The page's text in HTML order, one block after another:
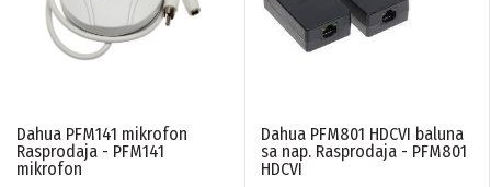
Dahua PFM141 mikrofon
Rasprodaja - PFM141
mikrofon
Dahua PFM801 HDCVI baluna
sa nap. Rasprodaja - PFM801
HDCVI